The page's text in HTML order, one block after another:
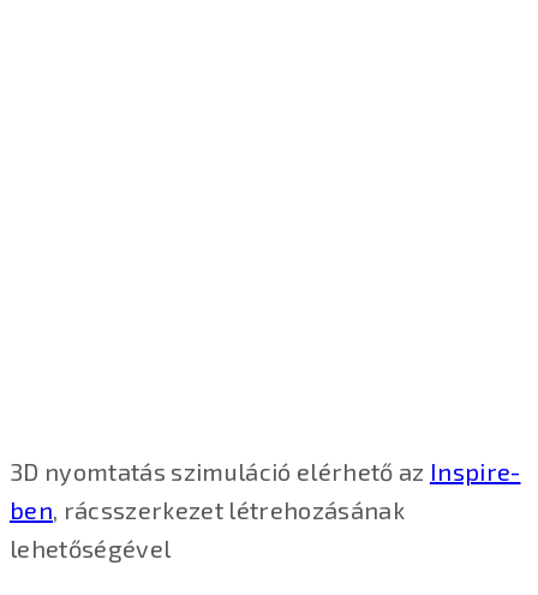
3D nyomtatás szimuláció elérhető az Inspire-
ben, rácsszerkezet létrehozásának
lehetőségével